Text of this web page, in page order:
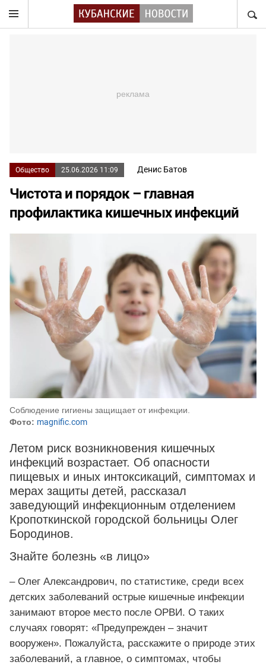
Общество 25.06.2026 11:09 Денис Батов
Чистота и порядок – главная
профилактика кишечных инфекций
Соблюдение гигиены защищает от инфекции.
Фото: magnific.com
Летом риск возникновения кишечных
инфекций возрастает. Об опасности
пищевых и иных интоксикаций, симптомах и
мерах защиты детей, рассказал
заведующий инфекционным отделением
Кропоткинской городской больницы Олег
Бородинов.
Знайте болезнь «в лицо»
– Олег Александрович, по статистике, среди всех
детских заболеваний острые кишечные инфекции
занимают второе место после ОРВИ. О таких
случаях говорят: «Предупрежден – значит
вооружен». Пожалуйста, расскажите о природе этих
заболеваний, а главное, о симптомах, чтобы